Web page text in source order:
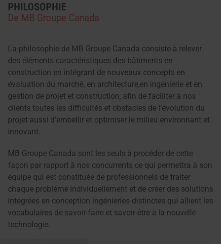
PHILOSOPHIE
De MB Groupe Canada
La philosophie de MB Groupe Canada consiste à relever
des éléments caractéristiques des bâtiments en
construction en intégrant de nouveaux concepts en
évaluation du marché, en architecture,en ingénierie et en
gestion de projet et construction; afin de faciliter à nos
clients toutes les difficultés et obstacles de l’évolution du
projet aussi d’embellir et optimiser le milieu environnant et
innovant.
MB Groupe Canada sont les seuls à procéder de cette
façon par rapport à nos concurrents ce qui permettra à son
équipe qui est constituée de professionnels de traiter
chaque problème individuellement et de créer des solutions
intégrées en conception ingénieries distinctes qui allient les
vocabulaires de savoir-faire et savoir-être à la nouvelle
technologie.